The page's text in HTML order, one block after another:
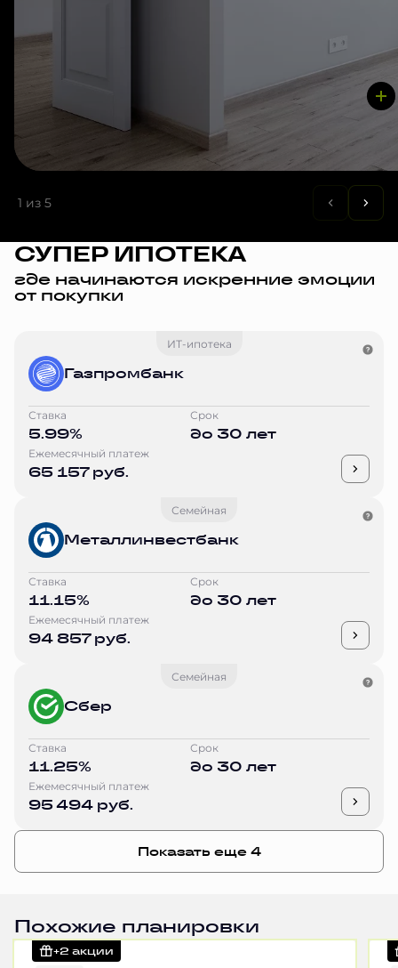
1 из 5
СУПЕР ИПОТЕКА
где начинаются искренние эмоции
от покупки
ИТ-ипотека
Газпромбанк
Ставка
5.99%
Срок
до 30 лет
Ежемесячный платеж
65 157 руб.
Семейная
Металлинвестбанк
Ставка
11.15%
Срок
до 30 лет
Ежемесячный платеж
94 857 руб.
Семейная
Сбер
Ставка
11.25%
Срок
до 30 лет
Ежемесячный платеж
95 494 руб.
Показать еще 4
Похожие планировки
+2 акции